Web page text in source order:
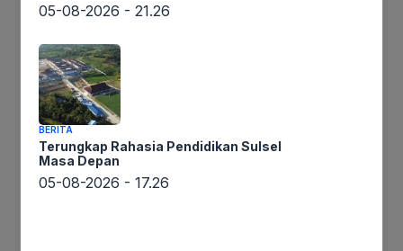
PAN Tak Cuma Penuhi Kuota, Tapi Perjuangkan
Kualitas Perempuan di Parlemen!
05-08-2026 - 21.26
BERITA
Terungkap Rahasia Pendidikan Sulsel
Masa Depan
05-08-2026 - 17.26